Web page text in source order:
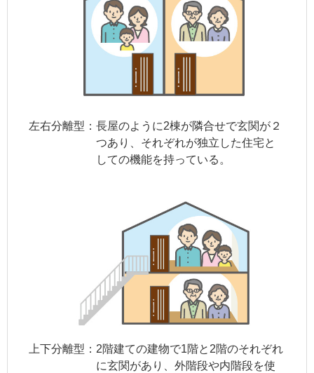
左右分離型： 長屋のように2棟が隣合せで玄関が２
つあり、それぞれが独立した住宅と
しての機能を持っている。
上下分離型： 2階建ての建物で1階と2階のそれぞれ
に玄関があり、外階段や内階段を使